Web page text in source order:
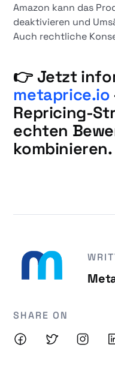
Amazon kann das
deaktivieren und
Auch rechtliche
👉 Jetzt
metaprice.io
Repricing-
echten
kombinieren.
SHARE ON